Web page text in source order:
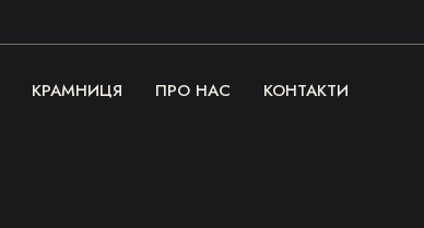
КРАМНИЦЯ ПРО НАС КОНТАКТИ